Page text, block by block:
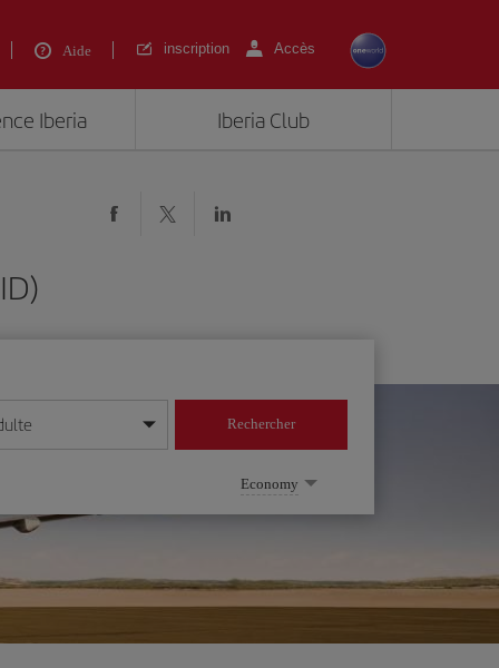
Aide inscription Accès
Iberia Iberia Club
année
Rechercher
Economy